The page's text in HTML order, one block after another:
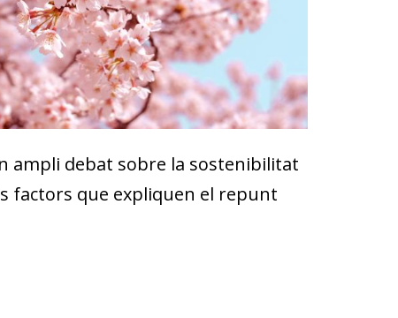
ampli debat sobre la sostenibilitat
factors que expliquen el repunt